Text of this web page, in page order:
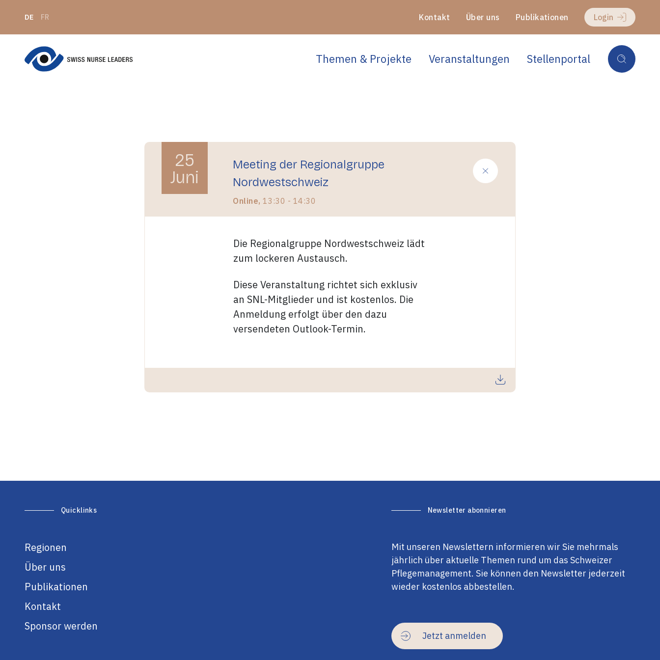
DE FR Kontakt Über uns Publikationen Login
Themen & Projekte Veranstaltungen Stellenportal
25
Juni
Meeting der Regionalgruppe
Nordwestschweiz
Online, 13:30 - 14:30
Die Regionalgruppe Nordwestschweiz lädt
zum lockeren Austausch.
Diese Veranstaltung richtet sich exklusiv
an SNL-Mitglieder und ist kostenlos. Die
Anmeldung erfolgt über den dazu
versendeten Outlook-Termin.
Quicklinks
Regionen
Über uns
Publikationen
Kontakt
Sponsor werden
Newsletter abonnieren
Mit unseren Newslettern informieren wir Sie mehrmals
jährlich über aktuelle Themen rund um das Schweizer
Pflegemanagement. Sie können den Newsletter jederzeit
wieder kostenlos abbestellen.
Jetzt anmelden